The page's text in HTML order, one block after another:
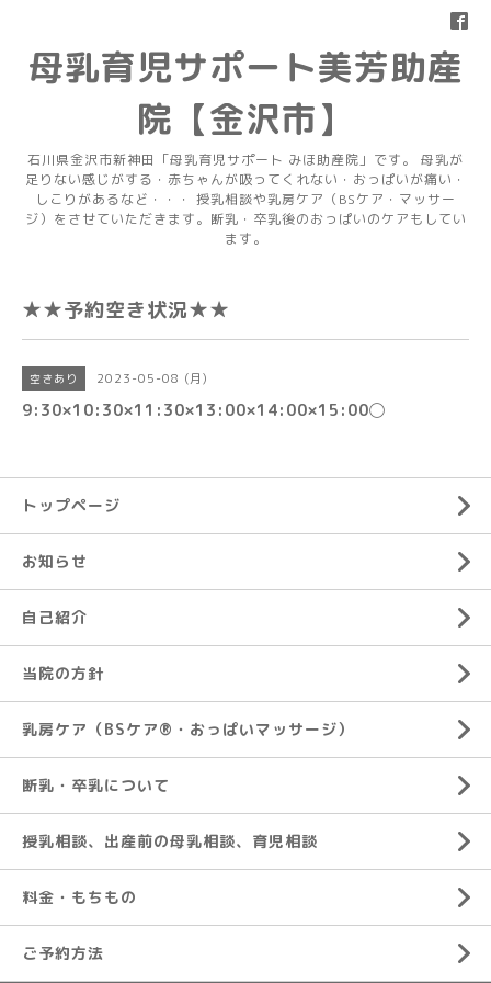
母乳育児サポート美芳助産
院【金沢市】
石川県金沢市新神田「母乳育児サポート みほ助産院」です。 母乳が
足りない感じがする・赤ちゃんが吸ってくれない・おっぱいが痛い・
しこりがあるなど・・・ 授乳相談や乳房ケア（BSケア・マッサー
ジ）をさせていただきます。断乳・卒乳後のおっぱいのケアもしてい
ます。
★★予約空き状況★★
空きあり 2023-05-08 (月)
9:30×10:30×11:30×13:00×14:00×15:00◯
トップページ
お知らせ
自己紹介
当院の方針
乳房ケア（BSケア®︎・おっぱいマッサージ）
断乳・卒乳について
授乳相談、出産前の母乳相談、育児相談
料金・もちもの
ご予約方法